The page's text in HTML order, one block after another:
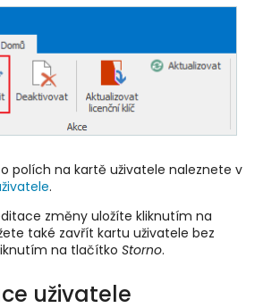
polích na kartě uživatele naleznete v
.
změny uložíte kliknutím na
také zavřít kartu uživatele bez
na tlačítko Storno.
uživatele